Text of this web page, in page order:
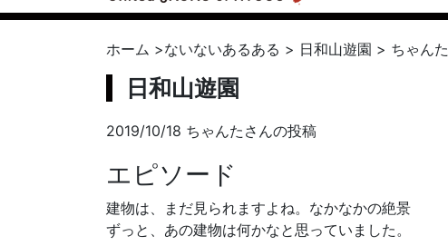
ホーム >ないないあるある > 日和山遊園 > ちゃんた
日和山遊園
2019/10/18 ちゃんたさんの投稿
エピソード
建物は、まだ見られますよね。なかなかの絶景
ずっと、あの建物は何かなと思っていました。